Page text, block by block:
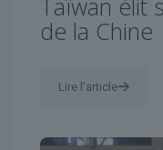
de la Chine
Lire l'article